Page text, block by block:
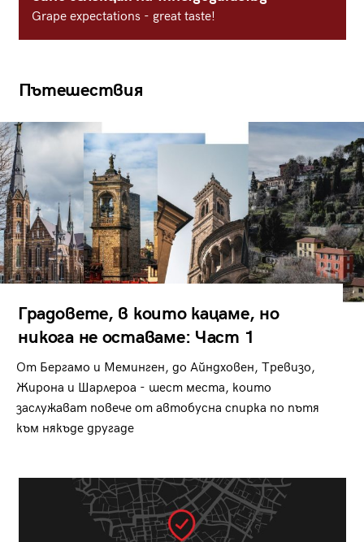
Grape expectations - great taste!
Пътешествия
Градовете, в които кацаме, но
никога не оставаме: Част 1
От Бергамо и Меминген, до Айндховен, Тревизо,
Жирона и Шарлероа - шест места, които
заслужават повече от автобусна спирка по пътя
към някъде другаде